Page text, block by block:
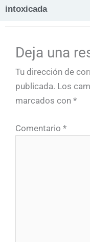
intoxicada
Deja una
Tu dirección de
publicada. Los
marcados con *
Comentario *